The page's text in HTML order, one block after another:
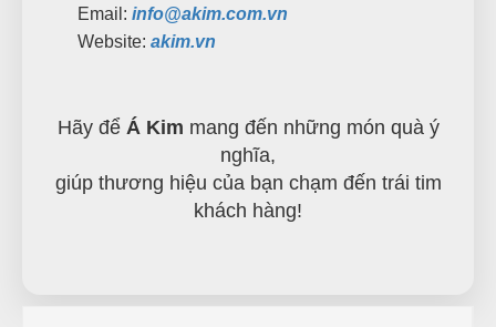
Email: info@akim.com.vn
Website: akim.vn
Hãy để Á Kim mang đến những món quà ý
nghĩa,
giúp thương hiệu của bạn chạm đến trái tim
khách hàng!